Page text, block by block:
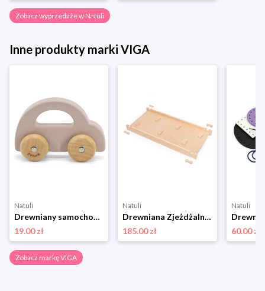
Zobacz wyprzedaże w Natuli
Inne produkty marki VIGA
Natuli
Drewniany samochodzik do pchania Brązowy Viga
19.00 zł
Natuli
Drewniana Zjeżdżalnia Prosta Ścianka Wspinaczkowa Viga
185.00 zł
Natuli
60.00 zł
Zobacz markę VIGA